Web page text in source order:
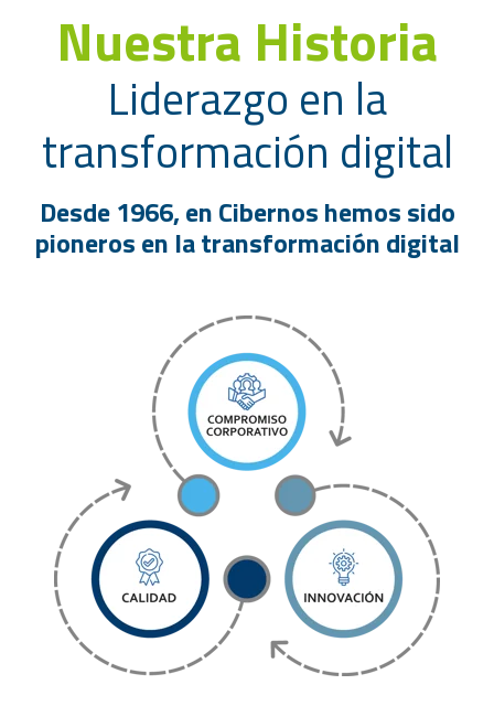
Nuestra Historia
Liderazgo en la
transformación digital
Desde 1966, en Cibernos hemos sido
pioneros en la transformación digital